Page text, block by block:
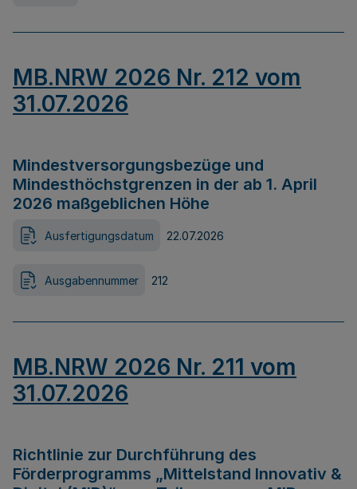
MB.NRW 2026 Nr. 212 vom
31.07.2026
Mindestversorgungsbezüge und
Mindesthöchstgrenzen in der ab 1. April
2026 maßgeblichen Höhe
Ausfertigungsdatum 22.07.2026
Ausgabennummer 212
MB.NRW 2026 Nr. 211 vom
31.07.2026
Richtlinie zur Durchführung des
Förderprogramms „Mittelstand Innovativ &